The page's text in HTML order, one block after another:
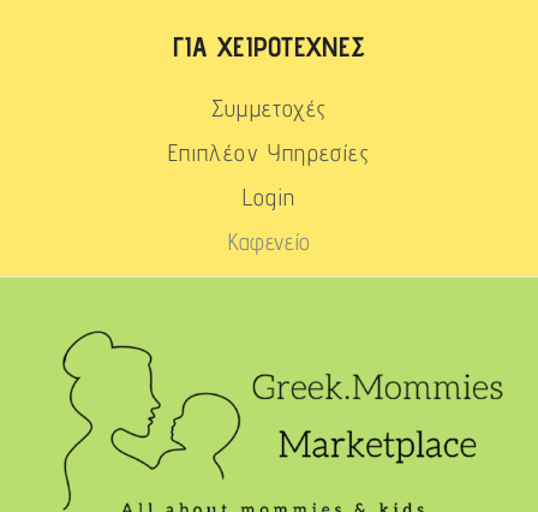
ΓΙΑ ΧΕΙΡΟΤΈΧΝΕΣ
Συμμετοχές
Επιπλέον Υπηρεσίες
Login
Καφενείο